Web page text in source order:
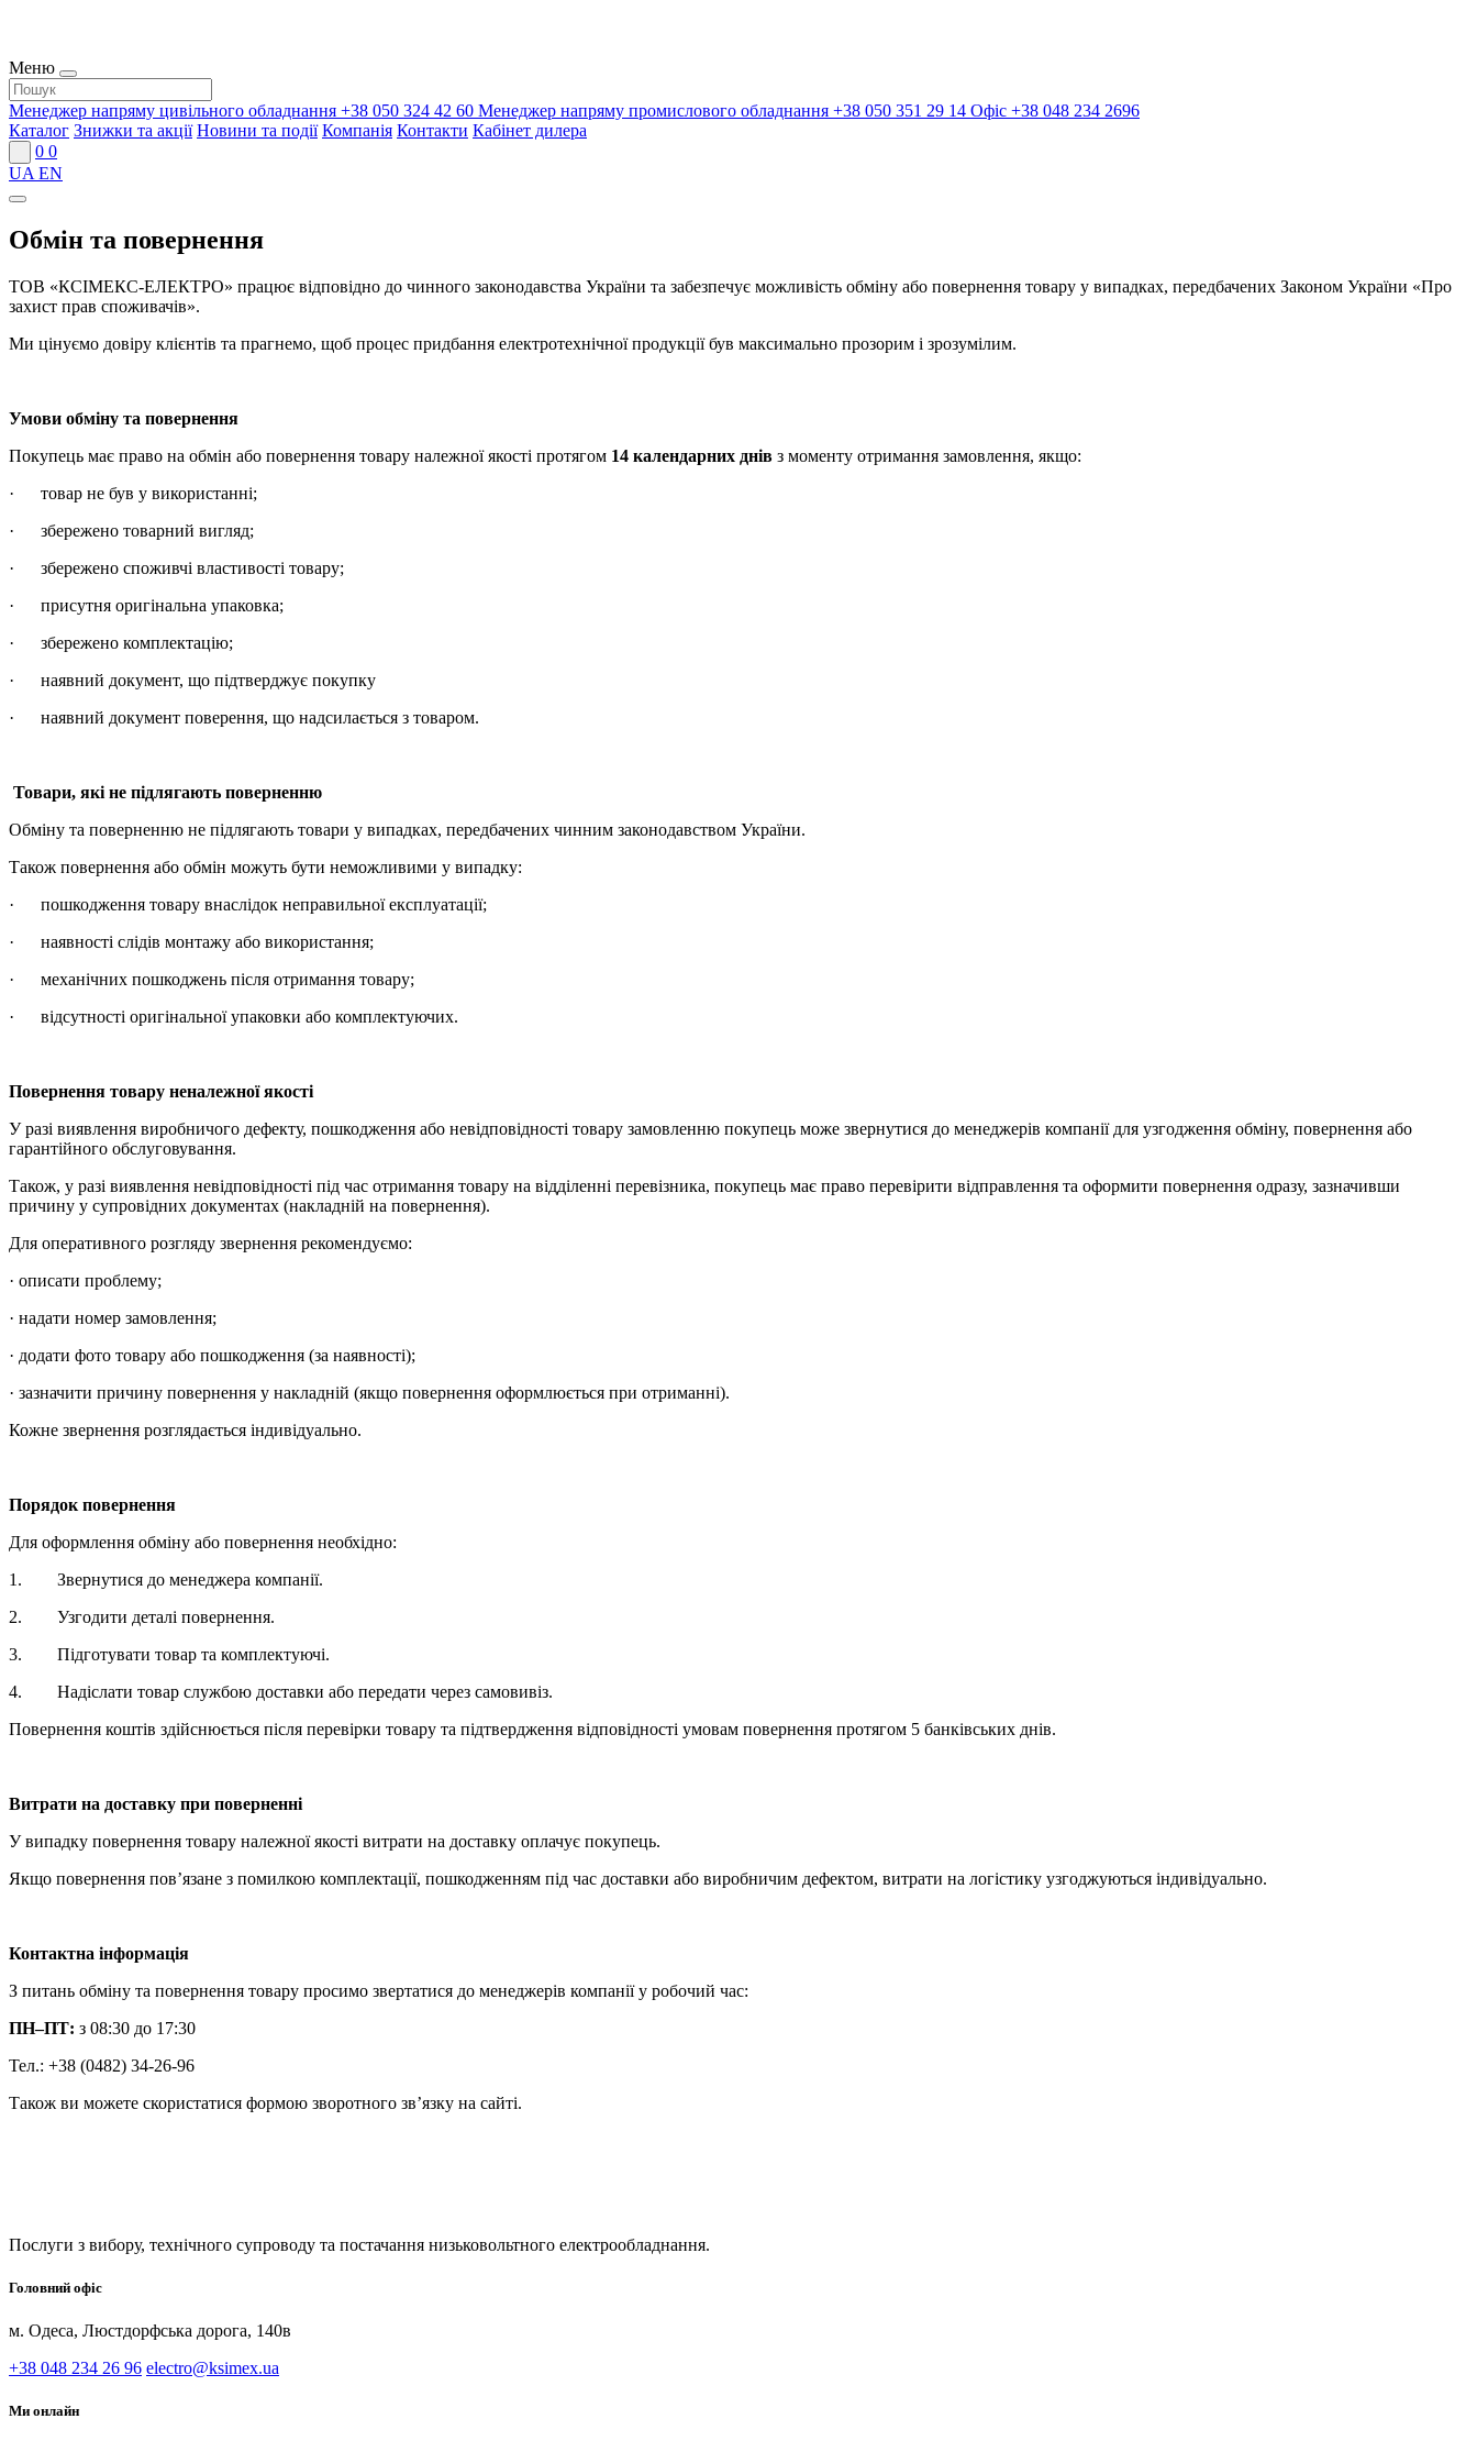
Меню
Менеджер напряму цивільного обладнання +38 050 324 42 60 Менеджер напряму промислового обладнання +38 050 351 29 14 Офіс +38 048 234 2696
Каталог Знижки та акції Новини та події Компанія Контакти Кабінет дилера
0 0
UA EN
Обмін та повернення
ТОВ «КСІМЕКС-ЕЛЕКТРО» працює відповідно до чинного законодавства України та забезпечує можливість обміну або повернення товару у випадках, передбачених Законом України «Про
захист прав споживачів».
Ми цінуємо довіру клієнтів та прагнемо, щоб процес придбання електротехнічної продукції був максимально прозорим і зрозумілим.
Умови обміну та повернення
Покупець має право на обмін або повернення товару належної якості протягом 14 календарних днів з моменту отримання замовлення, якщо:
· товар не був у використанні;
· збережено товарний вигляд;
· збережено споживчі властивості товару;
· присутня оригінальна упаковка;
· збережено комплектацію;
· наявний документ, що підтверджує покупку
· наявний документ поверення, що надсилається з товаром.
Товари, які не підлягають поверненню
Обміну та поверненню не підлягають товари у випадках, передбачених чинним законодавством України.
Також повернення або обмін можуть бути неможливими у випадку:
· пошкодження товару внаслідок неправильної експлуатації;
· наявності слідів монтажу або використання;
· механічних пошкоджень після отримання товару;
· відсутності оригінальної упаковки або комплектуючих.
Повернення товару неналежної якості
У разі виявлення виробничого дефекту, пошкодження або невідповідності товару замовленню покупець може звернутися до менеджерів компанії для узгодження обміну, повернення або
гарантійного обслуговування.
Також, у разі виявлення невідповідності під час отримання товару на відділенні перевізника, покупець має право перевірити відправлення та оформити повернення одразу, зазначивши
причину у супровідних документах (накладній на повернення).
Для оперативного розгляду звернення рекомендуємо:
· описати проблему;
· надати номер замовлення;
· додати фото товару або пошкодження (за наявності);
· зазначити причину повернення у накладній (якщо повернення оформлюється при отриманні).
Кожне звернення розглядається індивідуально.
Порядок повернення
Для оформлення обміну або повернення необхідно:
1. Звернутися до менеджера компанії.
2. Узгодити деталі повернення.
3. Підготувати товар та комплектуючі.
4. Надіслати товар службою доставки або передати через самовивіз.
Повернення коштів здійснюється після перевірки товару та підтвердження відповідності умовам повернення протягом 5 банківських днів.
Витрати на доставку при поверненні
У випадку повернення товару належної якості витрати на доставку оплачує покупець.
Якщо повернення пов’язане з помилкою комплектації, пошкодженням під час доставки або виробничим дефектом, витрати на логістику узгоджуються індивідуально.
Контактна інформація
З питань обміну та повернення товару просимо звертатися до менеджерів компанії у робочий час:
ПН–ПТ: з 08:30 до 17:30
Тел.: +38 (0482) 34-26-96
Також ви можете скористатися формою зворотного зв’язку на сайті.
Послуги з вибору, технічного супроводу та постачання низьковольтного електрообладнання.
Головний офіс
м. Одеса, Люстдорфська дорога, 140в
+38 048 234 26 96 electro@ksimex.ua
Ми онлайн